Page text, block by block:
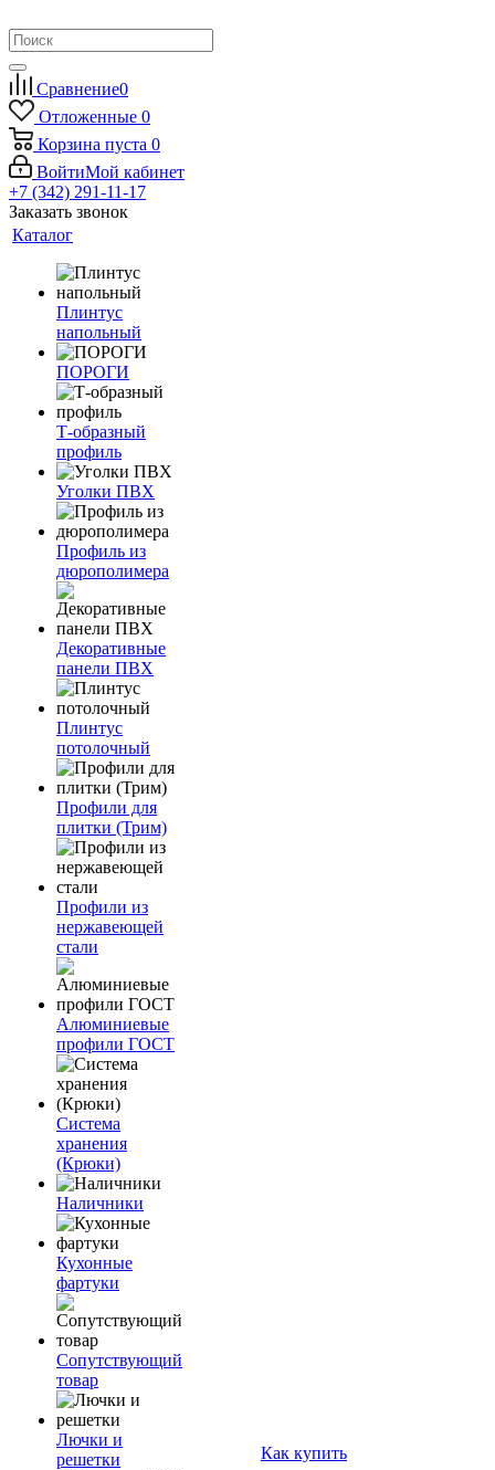
Сравнение0
Отложенные 0
Корзина пуста 0
ВойтиМой кабинет
+7 (342) 291-11-17
Заказать звонок
Каталог
Плинтус
напольный
ПОРОГИ
Т-образный
профиль
Уголки ПВХ
Профиль из
дюрополимера
Декоративные
панели ПВХ
Плинтус
потолочный
Профили для
плитки (Трим)
Профили из
нержавеющей
стали
Алюминиевые
профили ГОСТ
Система
хранения
(Крюки)
Наличники
Кухонные
фартуки
Сопутствующий
товар
Лючки и
решетки
Как купить